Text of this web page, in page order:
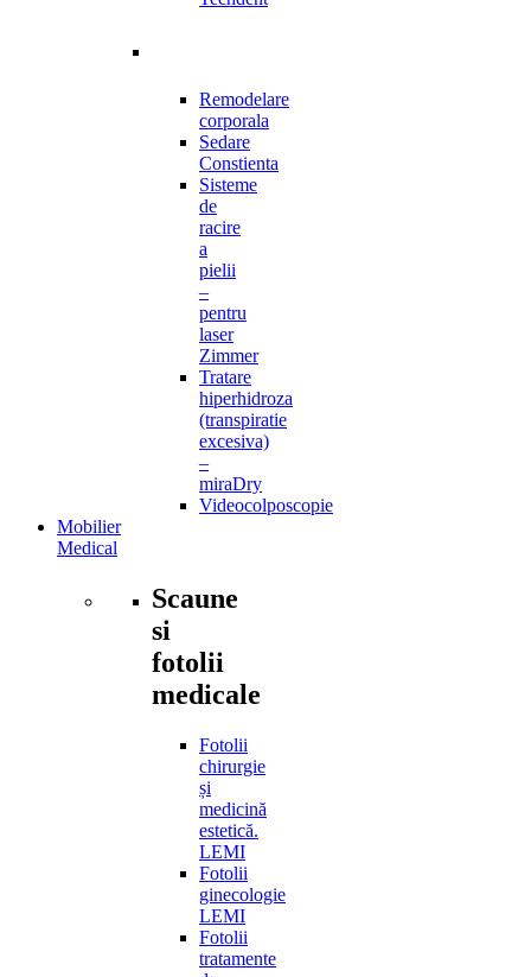
Remodelare
corporala
Sedare
Constienta
Sisteme
de
racire
a
pielii
–
pentru
laser
Zimmer
Tratare
hiperhidroza
(transpiratie
excesiva)
–
miraDry
Videocolposcopie
Mobilier
Medical
Scaune
si
fotolii
medicale
Fotolii
chirurgie
și
medicină
estetică.
LEMI
Fotolii
ginecologie
LEMI
Fotolii
tratamente